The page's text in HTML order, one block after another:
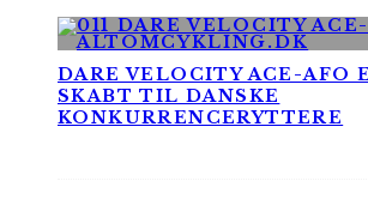
DARE VELOCITY ACE-AFO
SKABT TIL DANSKE
KONKURRENCERYTTERE